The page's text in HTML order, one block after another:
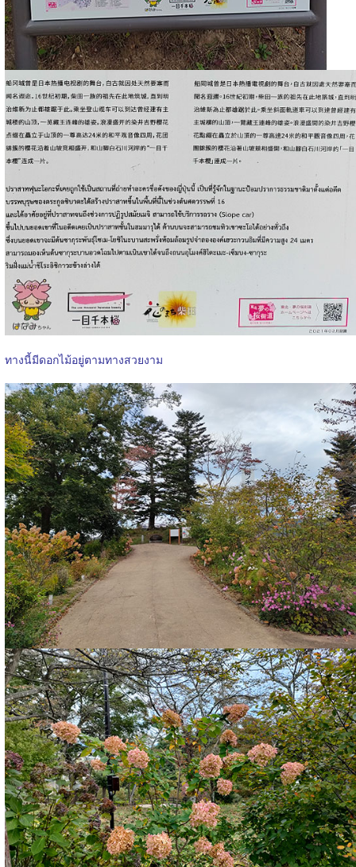
ทางนี้มีดอกไม้อยู่ตามทางสวยงาม